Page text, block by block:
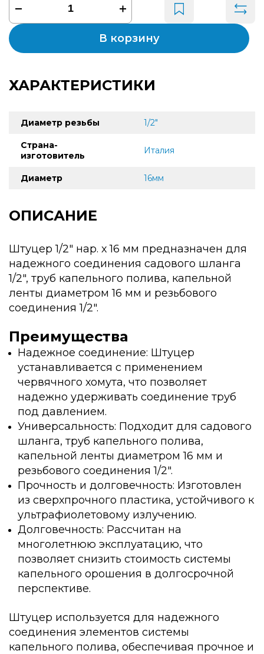
В корзину
ХАРАКТЕРИСТИКИ
Диаметр резьбы 1/2"
Страна-
изготовитель
Италия
Диаметр 16мм
ОПИСАНИЕ
Штуцер 1/2" нар. х 16 мм предназначен для
надежного соединения садового шланга
1/2", труб капельного полива, капельной
ленты диаметром 16 мм и резьбового
соединения 1/2".
Преимущества
Надежное соединение: Штуцер
устанавливается с применением
червячного хомута, что позволяет
надежно удерживать соединение труб
под давлением.
Универсальность: Подходит для садового
шланга, труб капельного полива,
капельной ленты диаметром 16 мм и
резьбового соединения 1/2".
Прочность и долговечность: Изготовлен
из сверхпрочного пластика, устойчивого к
ультрафиолетовому излучению.
Долговечность: Рассчитан на
многолетнюю эксплуатацию, что
позволяет снизить стоимость системы
капельного орошения в долгосрочной
перспективе.
Штуцер используется для надежного
соединения элементов системы
капельного полива, обеспечивая прочное и